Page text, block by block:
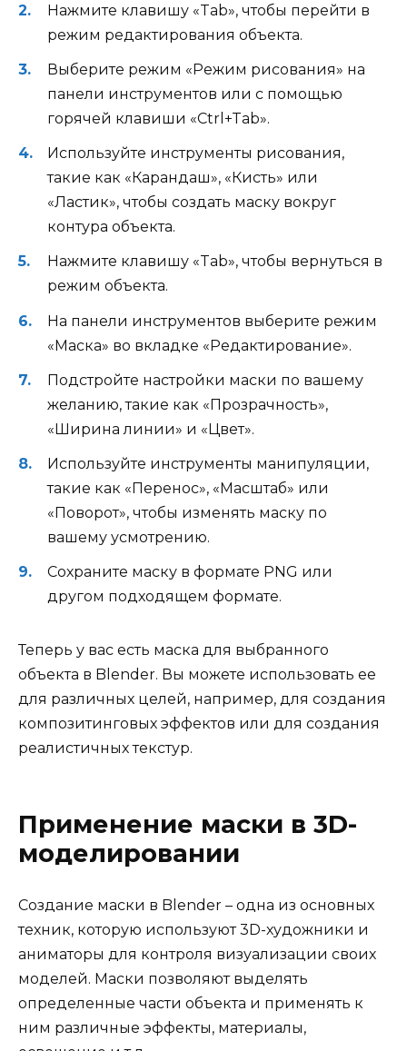
Нажмите клавишу «Tab», чтобы перейти в
режим редактирования объекта.
Выберите режим «Режим рисования» на
панели инструментов или с помощью
горячей клавиши «Ctrl+Tab».
Используйте инструменты рисования,
такие как «Карандаш», «Кисть» или
«Ластик», чтобы создать маску вокруг
контура объекта.
Нажмите клавишу «Tab», чтобы вернуться в
режим объекта.
На панели инструментов выберите режим
«Маска» во вкладке «Редактирование».
Подстройте настройки маски по вашему
желанию, такие как «Прозрачность»,
«Ширина линии» и «Цвет».
Используйте инструменты манипуляции,
такие как «Перенос», «Масштаб» или
«Поворот», чтобы изменять маску по
вашему усмотрению.
Сохраните маску в формате PNG или
другом подходящем формате.
Теперь у вас есть маска для выбранного
объекта в Blender. Вы можете использовать ее
для различных целей, например, для создания
композитинговых эффектов или для создания
реалистичных текстур.
Применение маски в 3D-
моделировании
Создание маски в Blender – одна из основных
техник, которую используют 3D-художники и
аниматоры для контроля визуализации своих
моделей. Маски позволяют выделять
определенные части объекта и применять к
ним различные эффекты, материалы,